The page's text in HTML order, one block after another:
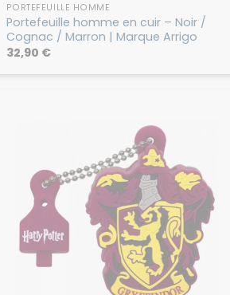
PORTEFEUILLE HOMME
Portefeuille homme en cuir – Noir /
Cognac / Marron | Marque Arrigo
32,90 €